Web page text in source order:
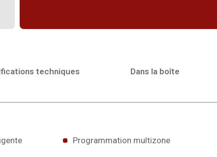
techniques Dans la boîte
Programmation multizone